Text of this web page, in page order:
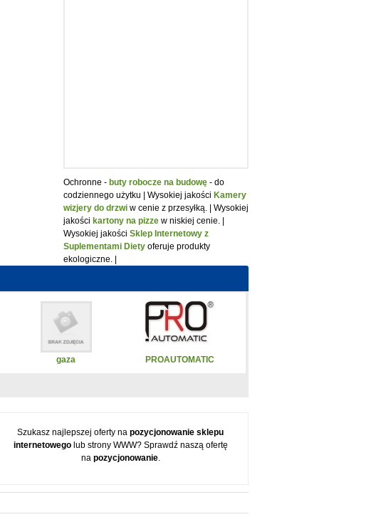
Ochronne - buty robocze na budowę - do
codziennego użytku | Wysokiej jakości Kamery
wizjery do drzwi w cenie z przesyłką. | Wysokiej
jakości kartony na pizze w niskiej cenie. |
Wysokiej jakości Sklep Internetowy z
Suplementami Diety oferuje produkty
ekologiczne. |
gaza PROAUTOMATIC
Szukasz najlepszej oferty napozycjonowanie sklepu
internetowegolub strony WWW? Sprawdź naszą ofertę
na pozycjonowanie.